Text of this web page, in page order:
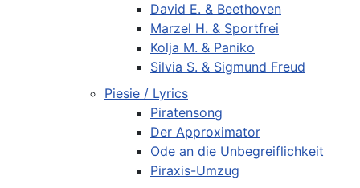
David E. & Beethoven
Marzel H. & Sportfrei
Kolja M. & Paniko
Silvia S. & Sigmund Freud
Piesie / Lyrics
Piratensong
Der Approximator
Ode an die Unbegreiflichkeit
Piraxis-Umzug